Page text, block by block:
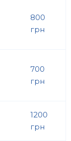
800
грн
700
грн
1200
грн